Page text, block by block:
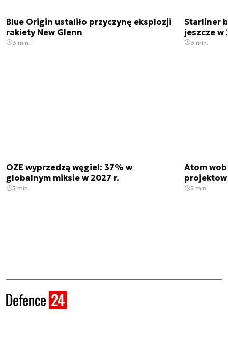
Blue Origin ustaliło przyczynę eksplozji
rakiety New Glenn
3 min.
Starliner
jeszcze w
3 min.
OZE wyprzedzą węgiel: 37% w
globalnym miksie w 2027 r.
5 min.
Atom
5 min.